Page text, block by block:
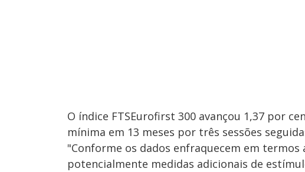
O índice FTSEurofirst 300 avançou 1,37 por
mínima em 13 meses por três sessões
"Conforme os dados enfraquecem em
potencialmente medidas adicionais de